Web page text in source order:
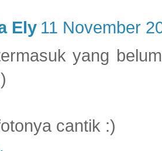
Ely 11 November
yang
cantik :)